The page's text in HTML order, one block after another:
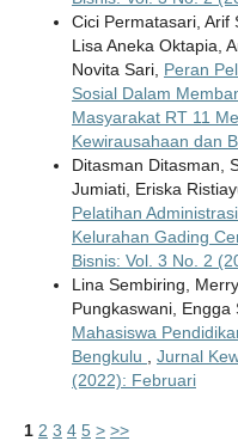
Cici Permatasari, Arif
Lisa Aneka Oktapia,
Novita Sari, Peran
Sosial Dalam
Masyarakat RT 11
Kewirausahaan dan
Ditasman Ditasman,
Jumiati, Eriska
Pelatihan
Kelurahan Gading
Bisnis: Vol. 3 No. 2
Lina Sembiring,
Pungkaswani, Engga
Mahasiswa
Bengkulu
Jurnal
(2022): Februari
1 2 3 4 5 > >>